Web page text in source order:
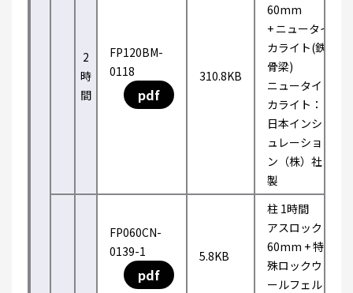
2
時
間
FP120BM-
0118
pdf
310.8KB
60mm
+ ニュータイ
カライト(鉄
骨梁)
ニュータイ
カライト：
日本インシ
ュレーショ
ン（株）社
製
FP060CN-
0139-1
pdf
5.8KB
柱 1時間
アスロック
60mm + 特
殊ロックウ
ールフェル